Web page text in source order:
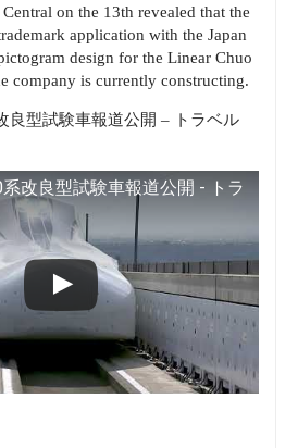
on the 13th revealed that the
application with the Japan
design for the Linear Chuo
company is currently constructing.
良型試験車報道公開 – トラベル
改良型試験車報道公開 - トラ